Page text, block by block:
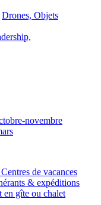
Drones, Objets
novembre
de vacances
& expéditions
en gîte ou chalet